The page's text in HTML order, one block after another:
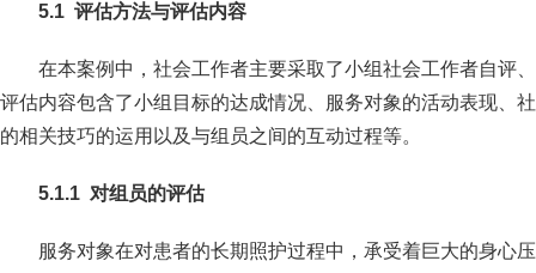
5.1 评估方法与评估内容
在本案例中，社会工作者主要采取了小组社会工作者自评
评估内容包含了小组目标的达成情况、服务对象的活动表现、
的相关技巧的运用以及与组员之间的互动过程等。
5.1.1 对组员的评估
服务对象在对患者的长期照护过程中，承受着巨大的身心